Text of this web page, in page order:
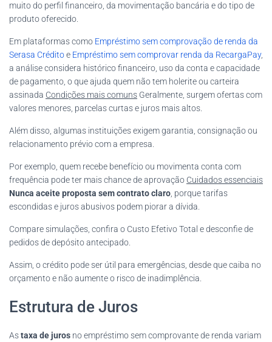
muito do perfil financeiro, da movimentação bancária e do tipo de
produto oferecido.
Em plataformas como Empréstimo sem comprovação de renda da
Serasa Créditoe Empréstimo sem comprovar renda da RecargaPay,
a análise considera histórico financeiro, uso da conta e capacidade
de pagamento, o que ajuda quem não tem holerite ou carteira
assinada Condições mais comuns Geralmente, surgem ofertas com
valores menores, parcelas curtas e juros mais altos.
Além disso, algumas instituições exigem garantia, consignação ou
relacionamento prévio com a empresa.
Por exemplo, quem recebe benefício ou movimenta conta com
frequência pode ter mais chance de aprovação Cuidados essenciais
Nunca aceite proposta sem contrato claro , porque tarifas
escondidas e juros abusivos podem piorar a dívida.
Compare simulações, confira o Custo Efetivo Total e desconfie de
pedidos de depósito antecipado.
Assim, o crédito pode ser útil para emergências, desde que caiba no
orçamento e não aumente o risco de inadimplência.
Estrutura de Juros
Astaxa de juros no empréstimo sem comprovante de renda variam